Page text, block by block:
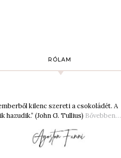
RÓLAM
kilenc szereti a csokoládét. A
hazudik.” (John G. Tullius) Bővebben…